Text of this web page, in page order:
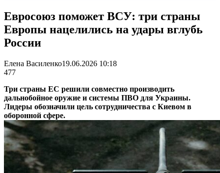
Евросоюз поможет ВСУ: три страны
Европы нацелились на удары вглубь
России
Елена Василенко19.06.2026 10:18
477
Три страны ЕС решили совместно производить
дальнобойное оружие и системы ПВО для Украины.
Лидеры обозначили цель сотрудничества с Киевом в
оборонной сфере.